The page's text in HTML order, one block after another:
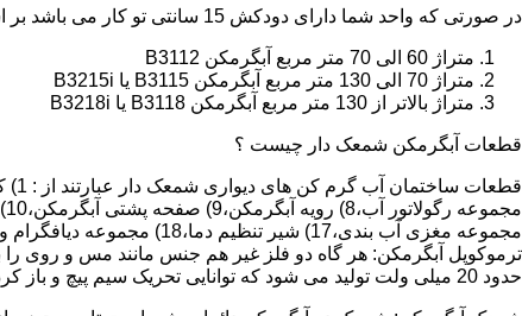
در صورتی که واحد شما دارای دودکش 15 سانتی تو کار می باشد بر اساس متراژ می توانید دستگاه های زیر را انتخاب نمایید:
متراژ 60 الی 70 متر مربع آبگرمکن B3112
متراژ 70 الی 130 متر مربع آبگرمکن B3115 یا B3215i
متراژ بالاتر از 130 متر مربع آبگرمکن B3118 یا B3218i
قطعات آبگرمکن شمعک دار چیست ؟
مجموعه مغزی آب بندی،17) شیر تنظیم دما،18) مجموعه دیافگرام و میل سوپاپ آب 19) ترموکوپل و … که ما برای تعمیر آبگرمکن باید به نمایندگی های مجاز همان برند تماس حاصل فرمایید.
ترموکوپل آبگرمکن: هر گاه دو فلز غیر هم جنس مانند مس و روی را
حدود 20 میلی ولت تولید می شود که توانایی تحریک سیم پیچ و باز کردن شیر مغناطیسی وسایل گاز سوز را در مدت 20 ثانیه دارد.